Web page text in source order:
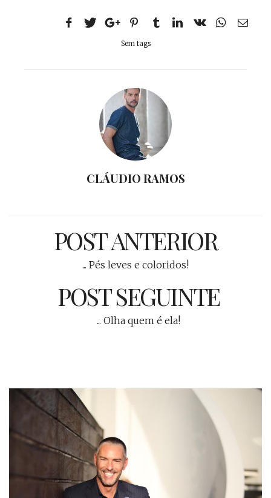
Sem tags
CLÁUDIO RAMOS
POST ANTERIOR
... Pés leves e coloridos!
POST SEGUINTE
... Olha quem é ela!